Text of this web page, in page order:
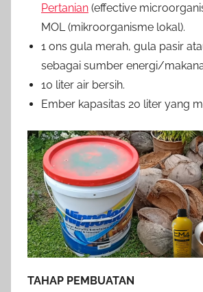
Pertanian (effective
MOL (mikroorganisme lokal).
1 ons gula merah, gula pasir
sebagai sumber energi/
10 liter air bersih.
Ember kapasitas 20 liter yang
TAHAP PEMBUATAN